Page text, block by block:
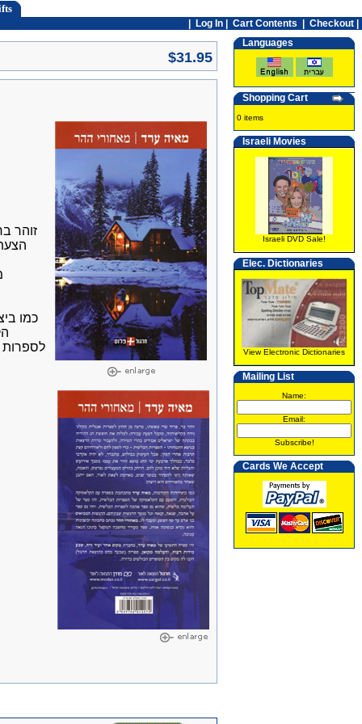
Log In Cart Contents
Checkout |
$31.95
זוהר
כמו
לספרות
Languages
Shopping Cart
0 items
Israeli Movies
Israeli DVD Sale!
Elec. Dictionaries
View Electronic Dictionaries
Mailing List
Name:
Email:
Subscribe!
Cards We Accept